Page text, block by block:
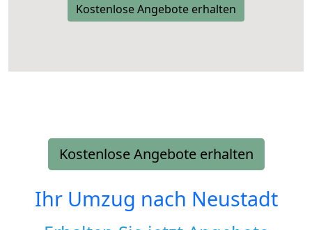
Kostenlose Angebote erhalten
Kostenlose Angebote erhalten
Ihr Umzug nach Neustadt